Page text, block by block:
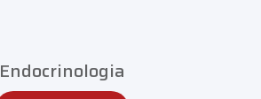
Endocrinologia